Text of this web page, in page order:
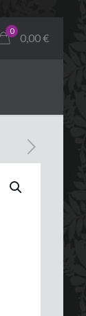
0
0,00€